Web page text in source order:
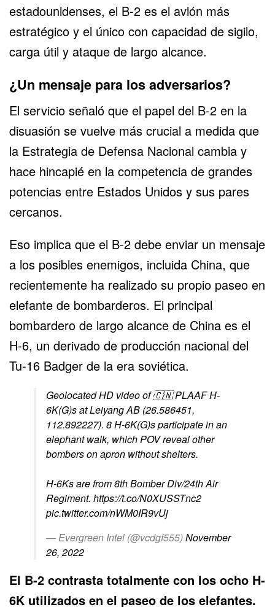
estadounidenses, el B-2 es el avión más
estratégico y el único con capacidad de sigilo,
carga útil y ataque de largo alcance.
¿Un mensaje para los adversarios?
El servicio señaló que el papel del B-2 en la
disuasión se vuelve más crucial a medida que
la Estrategia de Defensa Nacional cambia y
hace hincapié en la competencia de grandes
potencias entre Estados Unidos y sus pares
cercanos.
Eso implica que el B-2 debe enviar un mensaje
a los posibles enemigos, incluida China, que
recientemente ha realizado su propio paseo en
elefante de bombarderos. El principal
bombardero de largo alcance de China es el
H-6, un derivado de producción nacional del
Tu-16 Badger de la era soviética.
Geolocated HD video of 🇨🇳 PLAAF H-
6K(G)s at Leiyang AB (26.586451,
112.892227). 8 H-6K(G)s participate in an
elephant walk, which POV reveal other
bombers on apron without shelters.
H-6Ks are from 8th Bomber Div/24th Air
Regiment. https://t.co/N0XUSSTnc2
pic.twitter.com/nWM0IR9vUj
— Evergreen Intel (@vcdgf555)November
26, 2022
El B-2 contrasta totalmente con los ocho H-
6K utilizados en el paseo de los elefantes.